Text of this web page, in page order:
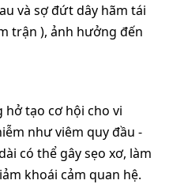
và sợ đứt dây hãm tái
trận ), ảnh hưởng đến
hở tạo cơ hội cho vi
như viêm quy đầu -
có thể gây sẹo xơ, làm
khoái cảm quan hệ.